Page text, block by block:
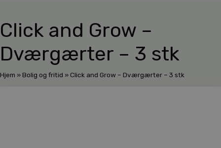
Click and Grow –
Dværgærter – 3 stk
Hjem »Bolig og fritid »Click and Grow – Dværgærter – 3 stk